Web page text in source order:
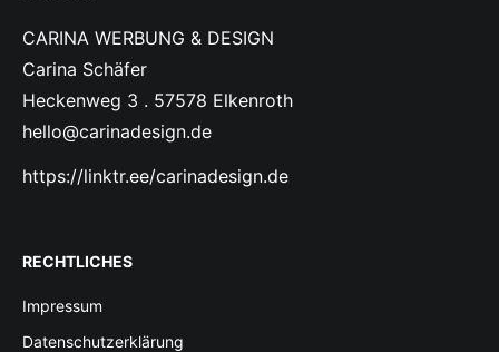
CARINA WERBUNG & DESIGN
Carina Schäfer
Heckenweg 3 . 57578 Elkenroth
hello@carinadesign.de
https://linktr.ee/carinadesign.de
RECHTLICHES
Impressum
Datenschutzerklärung